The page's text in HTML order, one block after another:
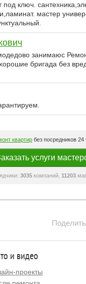
ключ.
мастер
занимаюс
бригада без
квартирбез посредников 24
услуги
3035 компаний, 11203
и видео
проекты